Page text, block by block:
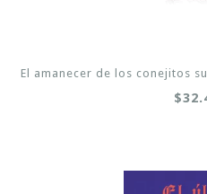
El amanecer de los conejitos